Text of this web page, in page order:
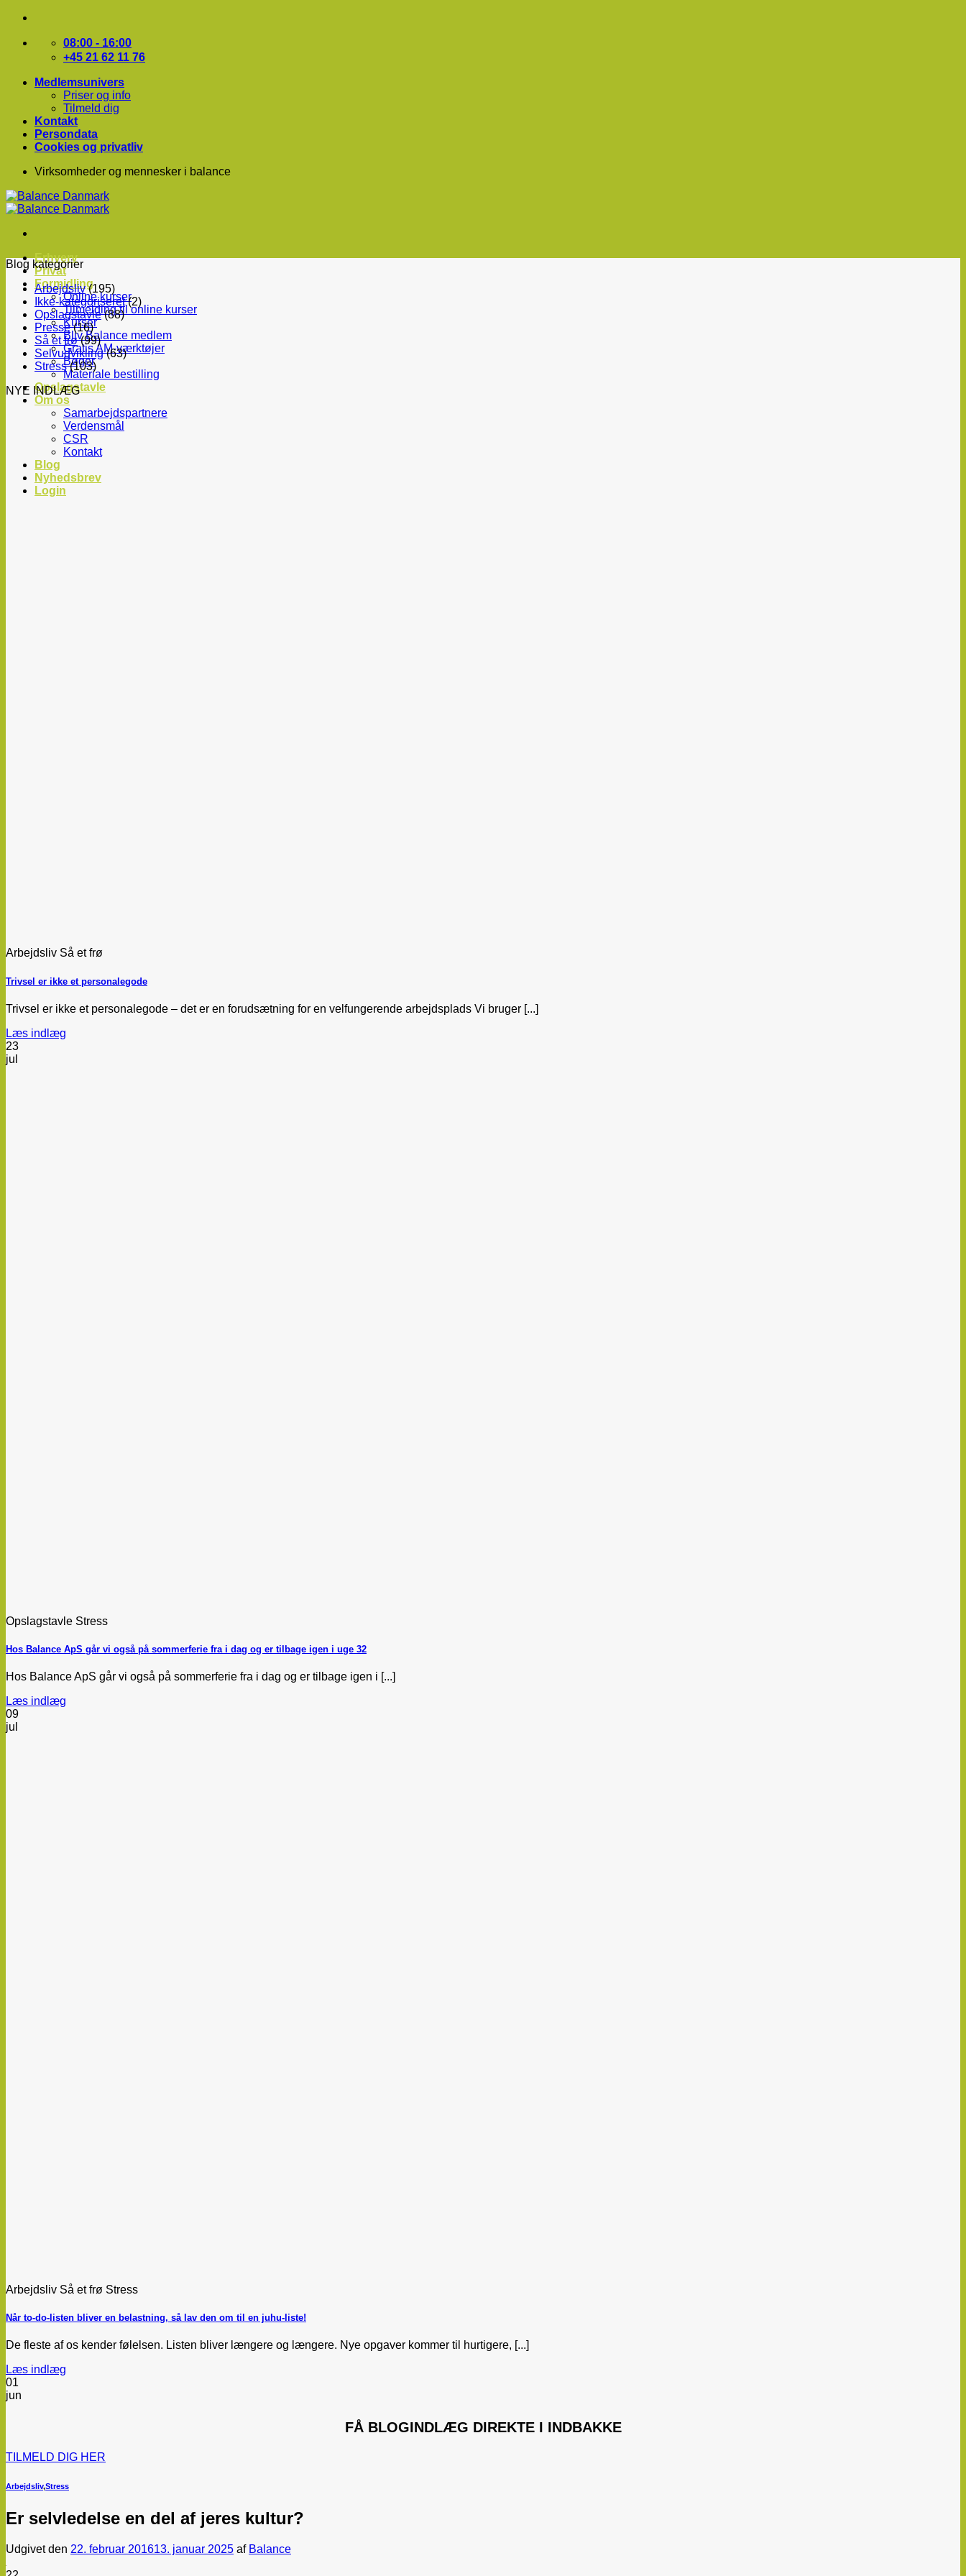
Fortsæt
indhold
08:00 - 16:00
+45 21 62 11 76
Medlemsunivers
Priser og info
Tilmeld dig
Kontakt
Persondata
Cookies og privatliv
Virksomheder og mennesker i balance
Erhverv
Privat
Formidling
Online kurser
Tilmelding til online kurser
Kurser
Bliv Balance medlem
Gratis AM-værktøjer
Bøger
Materiale bestilling
Opslagstavle
Om os
Samarbejdspartnere
Verdensmål
CSR
Kontakt
Blog
Nyhedsbrev
Login
Blog kategorier
Arbejdsliv(195)
Ikke-kategoriseret(2)
Opslagstavle(88)
Presse(16)
Så et frø(99)
Selvudvikling(63)
Stress(103)
NYE INDLÆG
Arbejdsliv Så et frø
Trivsel er ikke et personalegode
Trivsel er ikke et personalegode – det er en forudsætning for en velfungerende arbejdsplads Vi bruger [...]
Læs indlæg
23
jul
Opslagstavle Stress
Hos Balance ApS går vi også på sommerferie fra i dag og er tilbage igen i uge 32
Hos Balance ApS går vi også på sommerferie fra i dag og er tilbage igen i [...]
Læs indlæg
09
jul
Arbejdsliv Så et frø Stress
Når to-do-listen bliver en belastning, så lav den om til en juhu-liste!
De fleste af os kender følelsen. Listen bliver længere og længere. Nye opgaver kommer til hurtigere, [...]
Læs indlæg
01
jun
FÅ BLOGINDLÆG DIREKTE I INDBAKKE
TILMELD DIG HER
Arbejdsliv,Stress
Er selvledelse en del af jeres kultur?
Udgivet den 22. februar 201613. januar 2025 af Balance